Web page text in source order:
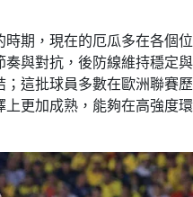
期，現在的厄瓜多在各個位
與對抗，後防線維持穩定與
這批球員多數在歐洲聯賽歷
更加成熟，能夠在高強度環